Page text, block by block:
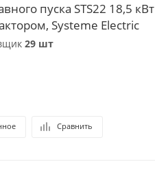
пуска STS22 18,5 кВт
Systeme Electric
29 шт
Сравнить